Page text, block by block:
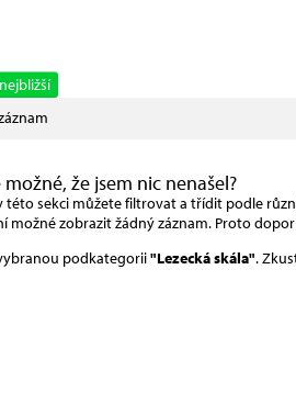
možné, že jsem nic nenašel?
této sekci můžete filtrovat a třídit podle
možné zobrazit žádný záznam. Proto
podkategorii"Lezecká skála".